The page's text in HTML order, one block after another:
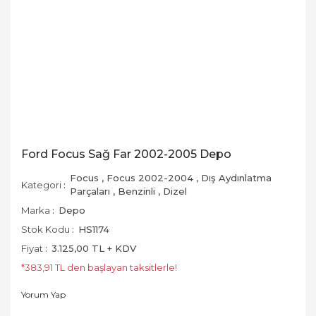
Ford Focus Sağ Far 2002-2005 Depo
Kategori
Focus , Focus 2002-2004 , Dış Aydınlatma
Parçaları , Benzinli , Dizel
Marka
Depo
Stok Kodu
HS1174
Fiyat
3.125,00 TL + KDV
*383,91 TL den başlayan taksitlerle!
Yorum Yap